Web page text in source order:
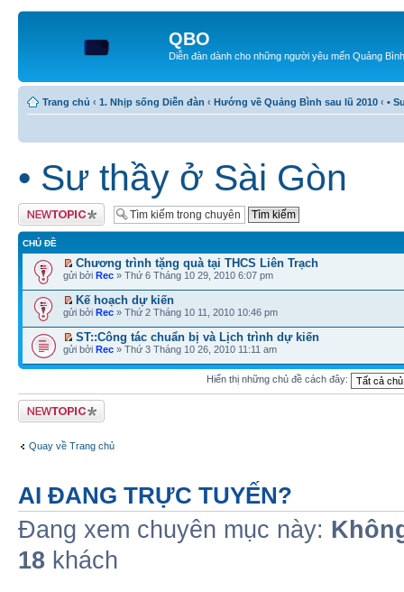
QBO
Diễn đàn dành cho những người yêu mến Quảng Bình
Trang chủ ‹ 1. Nhịp sống Diễn đàn ‹ Hướng về Quảng Bình sau lũ 2010 ‹ •
• Sư thầy ở Sài Gòn
Tạo chủ đề mới
CHỦ ĐỀ
Chương trình tặng quà tại THCS Liên Trạch
gửi bởi Rec » Thứ 6 Tháng 10 29, 2010 6:07 pm
Kế hoạch dự kiến
gửi bởi Rec » Thứ 2 Tháng 10 11, 2010 10:46 pm
ST::Công tác chuẩn bị và Lịch trình dự kiến
gửi bởi Rec » Thứ 3 Tháng 10 26, 2010 11:11 am
Hiển thị những chủ đề cách đây:
Tạo chủ đề mới
Quay về Trang chủ
AI ĐANG TRỰC TUYẾN?
Đang xem chuyên mục này:
18 khách